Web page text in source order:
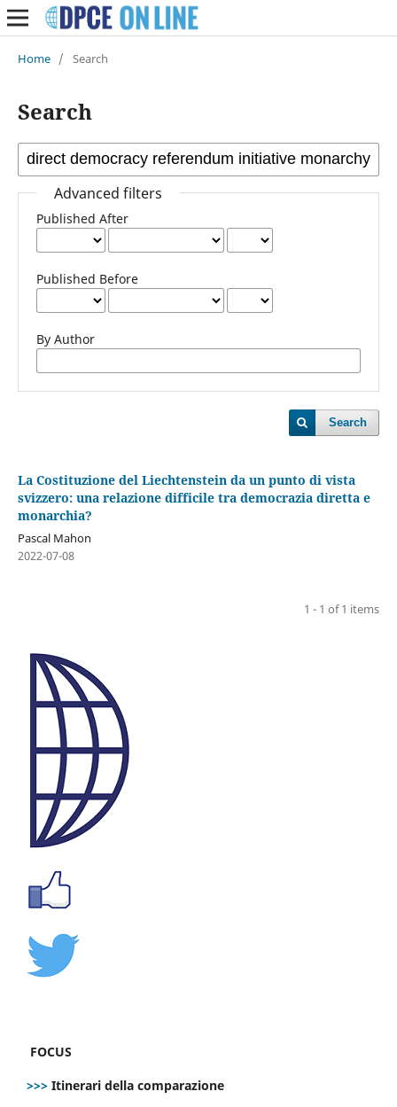
Home / Search
Search
Advanced filters
Published After
Published Before
By Author
Search
La Costituzione del Liechtenstein da un punto di vista
svizzero: una relazione difficile tra democrazia diretta e
monarchia?
Pascal Mahon
2022-07-08
1 - 1 of 1 items
FOCUS
>>> Itinerari della comparazione